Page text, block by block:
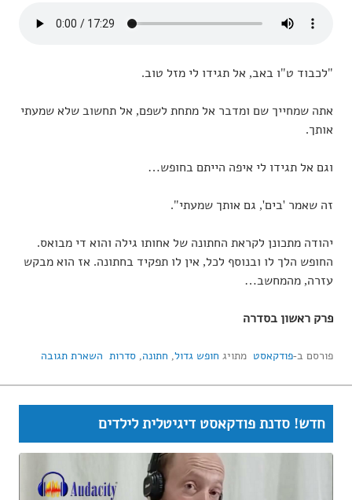
"לכבוד ט"ו באב, אל תגידו לי מזל טוב.
אתה שמחייך שם ומדבר אל מתחת לשפם, אל תחשוב שלא שמעתי
אותך.
וגם אל תגידו לי איפה הייתם בחופש…
זה שאמר 'בים', גם אותך שמעתי".
יהודה מתכונן לקראת החתונה של אחותו גילה והוא די מבואס.
החופש הלך לו ובנוסף לכל, אין לו תפקיד בחתונה. אז הוא מבקש
עזרה, מהמחשב…
פרק ראשון בסדרה
פורסם ב-פודקאסט מתויג חופש גדול, חתונה, סדרות השארת תגובה
חדש! סדנת פודקאסט דיגיטלית לילדים